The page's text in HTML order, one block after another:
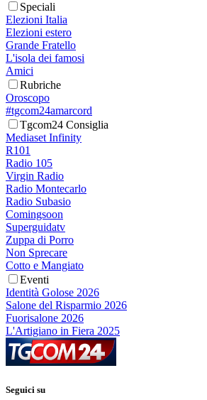
Speciali
Elezioni Italia
Elezioni estero
Grande Fratello
L'isola dei famosi
Amici
Rubriche
Oroscopo
#tgcom24amarcord
Tgcom24 Consiglia
Mediaset Infinity
R101
Radio 105
Virgin Radio
Radio Montecarlo
Radio Subasio
Comingsoon
Superguidatv
Zuppa di Porro
Non Sprecare
Cotto e Mangiato
Eventi
Identità Golose 2026
Salone del Risparmio 2026
Fuorisalone 2026
L'Artigiano in Fiera 2025
Seguici su